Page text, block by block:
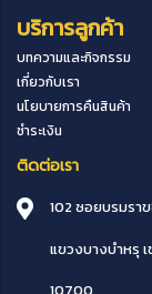
บริการลูกค้า
บทความและกิจกรรม
เกี่ยวกับเรา
นโยบายการคืนสินค้า
ชำระเงิน
ติดต่อเรา
102 ซอยบรมรา
แขวงบางบำหรุ